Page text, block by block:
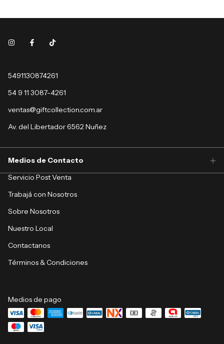
5491130874261
54 9 11 3087-4261
ventas@giftcollection.com.ar
Av. del Libertador 6562 Nuñez
Medios de Contacto
Servicio Post Venta
Trabajá con Nosotros
Sobre Nosotros
Nuestro Local
Contactanos
Términos & Condiciones
Medios de pago